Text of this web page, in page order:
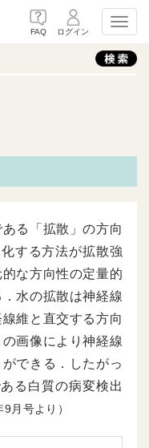
FAQ ログイン
る「拡散」の方向
する方法が拡散強
な方向性の定量的
水の拡散は神経線
維と直交する方向
画像により神経線
できる．したがっ
る白質の病変検出
月号より）